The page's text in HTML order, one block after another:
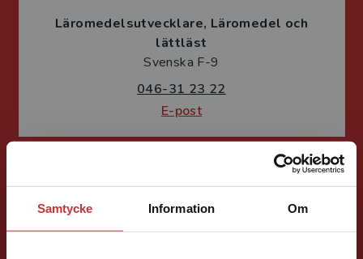
Samtycke Information Om
Läromedelsutvecklare Läromedel och
lättläst
Svenska F-9
046-31 23 22
E-post